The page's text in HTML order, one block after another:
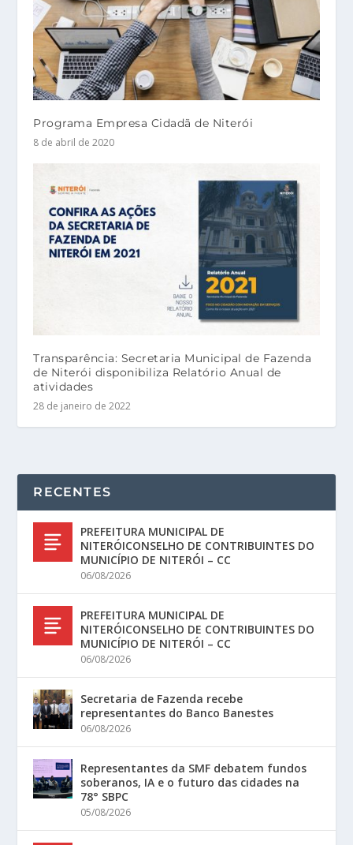
Programa Empresa Cidadã de Niterói
8 de abril de 2020
Transparência: Secretaria Municipal de Fazenda
de Niterói disponibiliza Relatório Anual de
atividades
28 de janeiro de 2022
RECENTES
PREFEITURA MUNICIPAL DE
NITERÓICONSELHO DE CONTRIBUINTES DO
MUNICÍPIO DE NITERÓI – CC
06/08/2026
PREFEITURA MUNICIPAL DE
NITERÓICONSELHO DE CONTRIBUINTES DO
MUNICÍPIO DE NITERÓI – CC
06/08/2026
Secretaria de Fazenda recebe
representantes do Banco Banestes
06/08/2026
Representantes da SMF debatem fundos
soberanos, IA e o futuro das cidades na
78° SBPC
05/08/2026